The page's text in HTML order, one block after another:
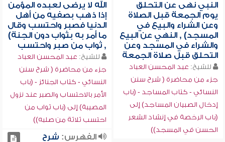
النبي نهى عن التحلق
يوم الجمعة قبل الصلاة
وعن الشراء والبيع في
المسجد) , النهي عن البيع
والشراء في المسجد وعن
التحلق قبل صلاة الجمعة
للشيخ: عبد المحسن العباد
جزء من محاضرة ( شرح سنن
النسائي - كتاب المساجد - (باب
إدخال الصبيان المساجد) إلى
(باب الرخصة في إنشاد الشعر
الحسن في المسجد))
الله لا يرضى لعبده المؤمن
إذا ذهب بصفيه من أهل
الدنيا فصبر واحتسب وقال
ما أمر به بثواب دون الجنة)
, ثواب من صبر واحتسب
للشيخ: عبد المحسن العباد
جزء من محاضرة ( شرح سنن
النسائي - كتاب الجنائز - (باب
الأمر بالاحتساب والصبر عند نزول
المصيبة) إلى (باب ثواب من
احتسب ثلاثة من صلبه))
الفهرس: شرح